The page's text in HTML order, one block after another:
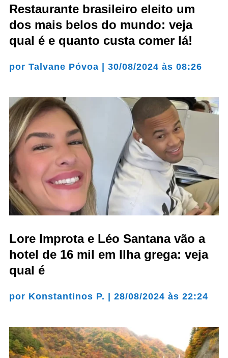
Restaurante brasileiro eleito um
dos mais belos do mundo: veja
qual é e quanto custa comer lá!
por Talvane Póvoa | 30/08/2024 às 08:26
Lore Improta e Léo Santana vão a
hotel de 16 mil em Ilha grega: veja
qual é
por Konstantinos P. | 28/08/2024 às 22:24